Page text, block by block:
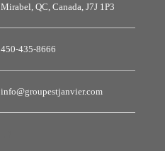
Mirabel, QC, Canada, J7J 1P3
450-435-8666
info@groupestjanvier.com